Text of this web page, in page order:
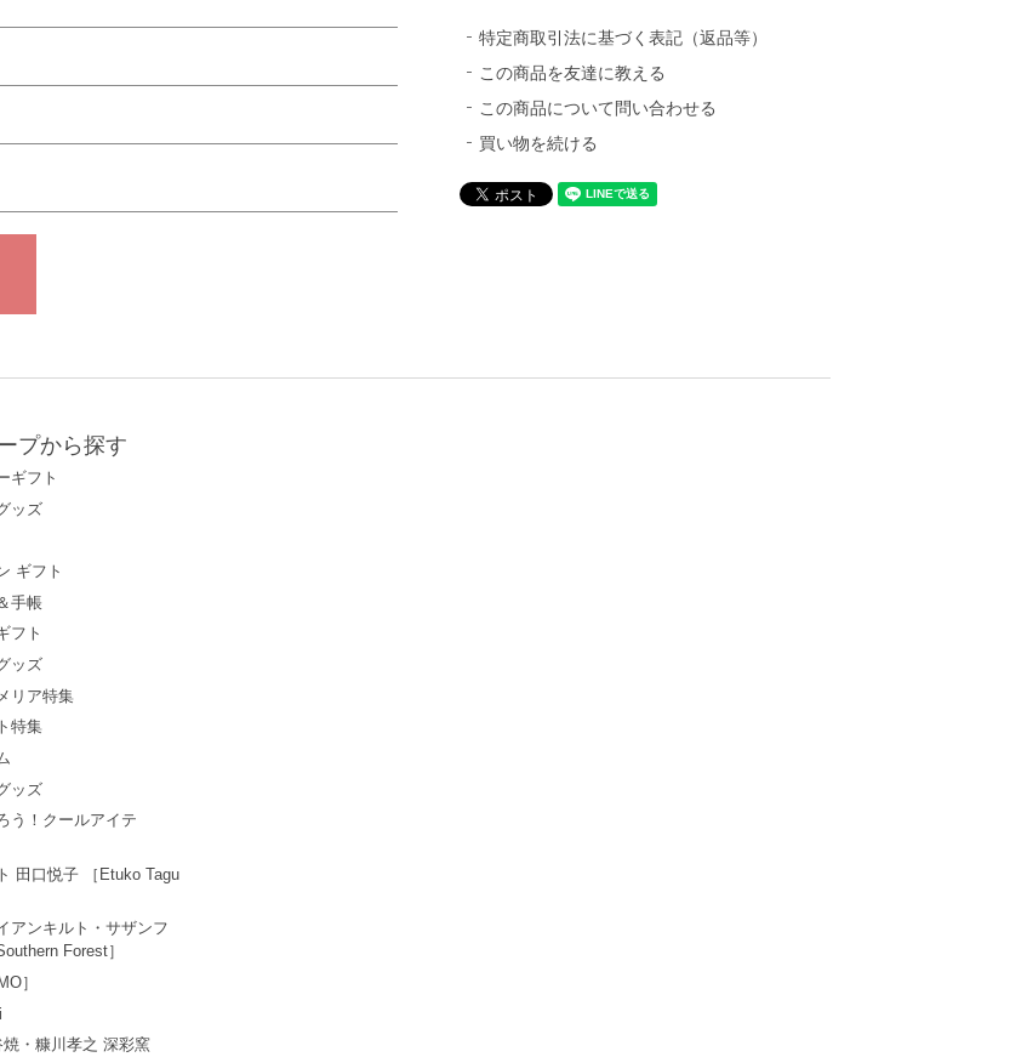
特定商取引法に基づく表記（返品等）
この商品を友達に教える
この商品について問い合わせる
買い物を続ける
プから探す
ギフト
ッズ
ギフト
手帳
フト
ッズ
リア特集
特集
ッズ
う！クールアイテ
田口悦子 ［Etuko Tagu
アンキルト・サザンフ
Forest］
］
焼・糠川孝之 深彩窯